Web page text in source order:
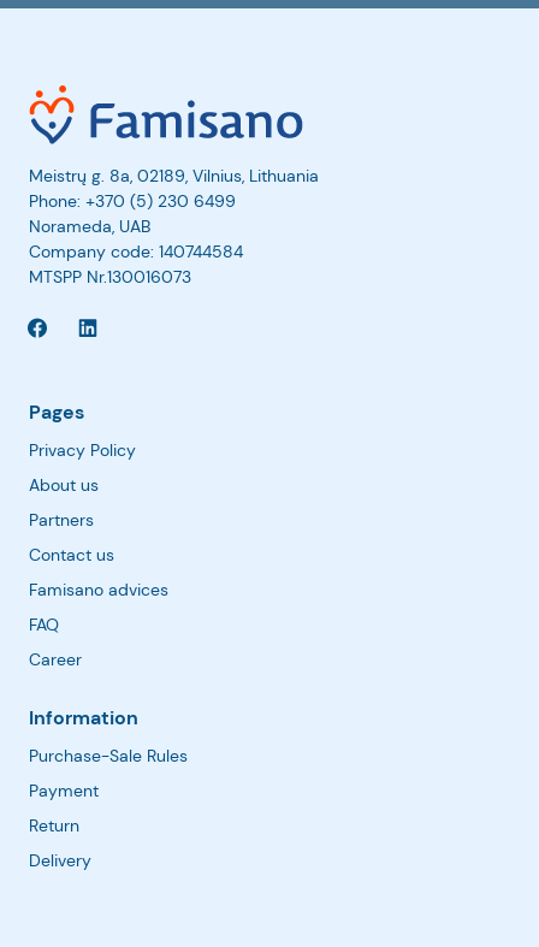
Meistrų g. 8a, 02189, Vilnius, Lithuania
Phone: +370 (5) 230 6499
Norameda, UAB
Company code: 140744584
MTSPP Nr.130016073
Pages
Privacy Policy
About us
Partners
Contact us
Famisano advices
FAQ
Career
Information
Purchase-Sale Rules
Payment
Return
Delivery